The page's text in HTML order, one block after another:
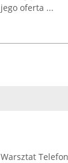
jego oferta ...
Warsztat